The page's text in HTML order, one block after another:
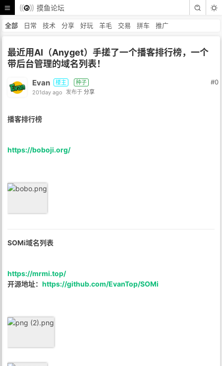
摸鱼论坛
全部 日常 技术 分享 好玩 羊毛 交易 拼车 推广
最近用AI（Anyget）手搓了一个播客排行榜，一个
带后台管理的域名列表！
Evan 楼主
种子
201day ago 发布于 分享
#0
播客排行榜
https://boboji.org/
SOMi域名列表
https://mrmi.top/
开源地址： https://github.com/EvanTop/SOMi